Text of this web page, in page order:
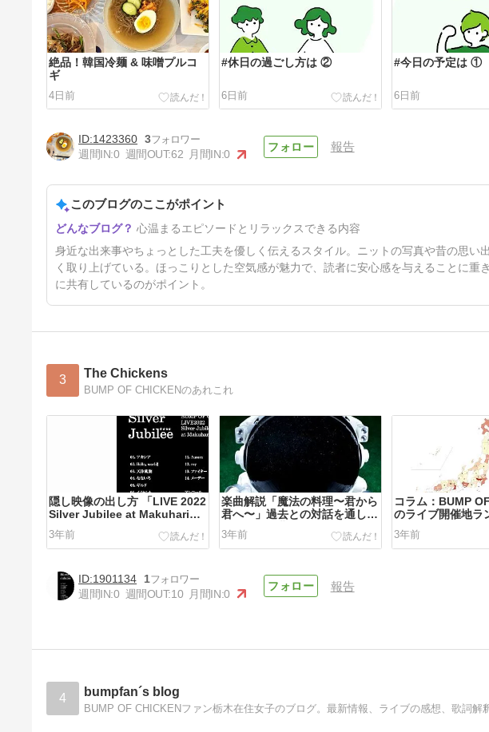
絶品！韓国冷麺 & 味噌プルコ
ギ
4日前
#休日の過ごし方は ②
6日前
#今日の予定は ①
6日前
#休日の過ごし方は
12日前
1423360 3
週間IN:0 週間OUT:62 月間IN:0
報告
このブログのここがポイント
心温まるエピソードとリラックスできる内容
身近な出来事やちょっとした工夫を優しく伝えるスタイル。ニットの写真や昔の思い
く取り上げている。ほっこりとした空気感が魅力で、読者に安心感を与えることに重
に共有しているのがポイント。
3 The Chickens
BUMP OF CHICKENのあれこれ
隠し映像の出し方 「LIVE 2022
Silver Jubilee at Makuhari
Messe」
3年前
楽曲解説「魔法の料理〜君から
君へ〜」過去との対話を通して
イマを歌う曲
3年前
コラム：BUMP
のライブ開催地ラ
3年前
セトリ
1901134
1
週間IN:0 週間OUT:10 月間IN:0
報告
4 bumpfan´s blog